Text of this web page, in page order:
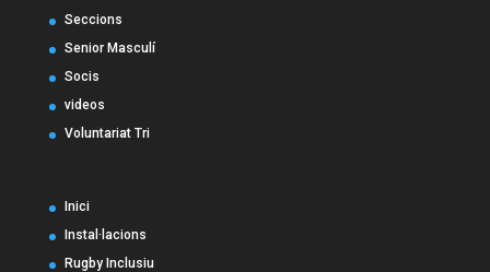
Seccions
Senior Masculí
Socis
videos
Voluntariat Tri
Inici
Instal·lacions
Rugby Inclusiu